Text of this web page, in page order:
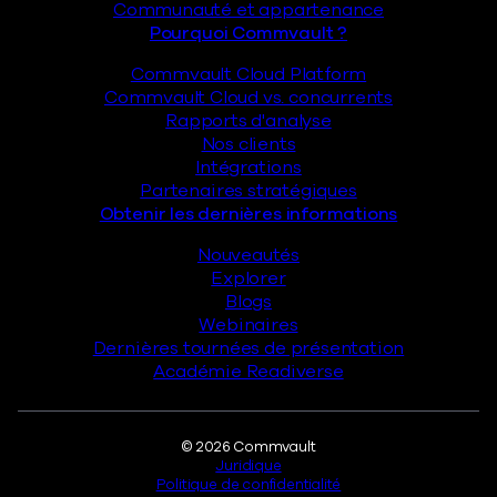
Communauté et appartenance
Pourquoi Commvault ?
Commvault Cloud Platform
Commvault Cloud vs. concurrents
Rapports d'analyse
Nos clients
Intégrations
Partenaires stratégiques
Obtenir les dernières informations
Nouveautés
Explorer
Blogs
Webinaires
Dernières tournées de présentation
Académie Readiverse
Juridique© 2026 Commvault
Juridique
Politique de confidentialité